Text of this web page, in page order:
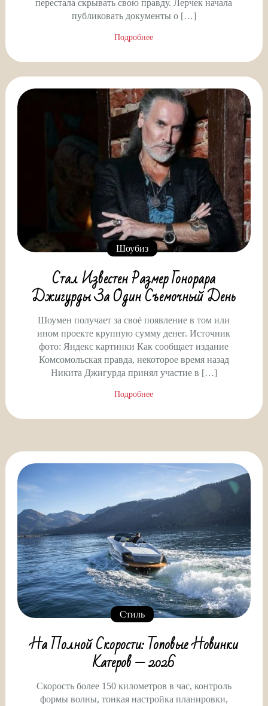
перестала скрывать свою правду. Лерчек начала
публиковать документы о […]
Подробнее
Шоубиз
Стал Известен Размер Гонорара
Джигурды За Один Съемочный День
Шоумен получает за своё появление в том или
ином проекте крупную сумму денег. Источник
фото: Яндекс картинки Как сообщает издание
Комсомольская правда, некоторое время назад
Никита Джигурда принял участие в […]
Подробнее
Стиль
На Полной Скорости: Топовые Новинки
Катеров — 2026
Скорость более 150 километров в час, контроль
формы волны, тонкая настройка планировки,